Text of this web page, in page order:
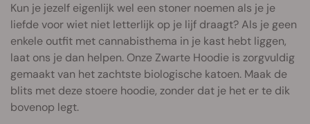
Kun je jezelf eigenlijk wel een stoner noemen als je je
liefde voor wiet niet letterlijk op je lijf draagt? Als je geen
enkele outfit met cannabisthema in je kast hebt liggen,
laat ons je dan helpen. Onze Zwarte Hoodie is zorgvuldig
gemaakt van het zachtste biologische katoen. Maak de
blits met deze stoere hoodie, zonder dat je het er te dik
bovenop legt.